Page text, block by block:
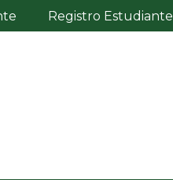
Registro Estudiante